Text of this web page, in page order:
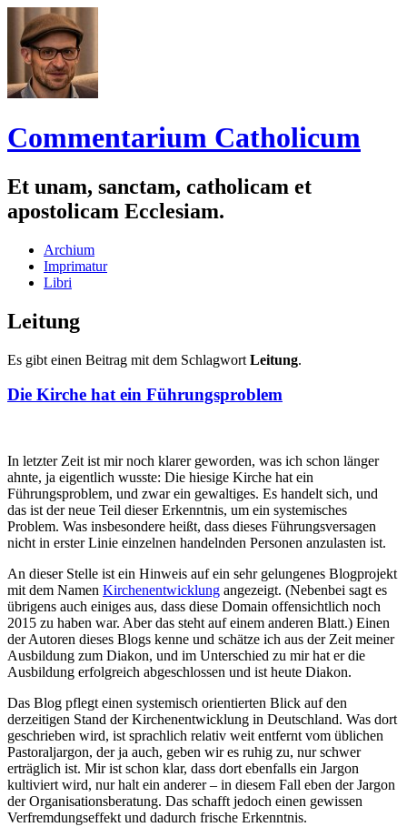
Commentarium Catholicum
Et unam, sanctam, catholicam et
apostolicam Ecclesiam.
Zum
Inhalt
springen
Archium
Imprimatur
Libri
Leitung
Es gibt einen Beitrag mit dem Schlagwort Leitung.
Die Kirche hat ein Führungsproblem
In letzter Zeit ist mir noch klarer geworden, was ich schon länger
ahnte, ja eigentlich wusste: Die hiesige Kirche hat ein
Führungsproblem, und zwar ein gewaltiges. Es handelt sich, und
das ist der neue Teil dieser Erkenntnis, um ein systemisches
Problem. Was insbesondere heißt, dass dieses Führungsversagen
nicht in erster Linie einzelnen handelnden Personen anzulasten ist.
An dieser Stelle ist ein Hinweis auf ein sehr gelungenes Blogprojekt
mit dem Namen Kirchenentwicklung angezeigt. (Nebenbei sagt es
übrigens auch einiges aus, dass diese Domain offensichtlich noch
2015 zu haben war. Aber das steht auf einem anderen Blatt.) Einen
der Autoren dieses Blogs kenne und schätze ich aus der Zeit meiner
Ausbildung zum Diakon, und im Unterschied zu mir hat er die
Ausbildung erfolgreich abgeschlossen und ist heute Diakon.
Das Blog pflegt einen systemisch orientierten Blick auf den
derzeitigen Stand der Kirchenentwicklung in Deutschland. Was dort
geschrieben wird, ist sprachlich relativ weit entfernt vom üblichen
Pastoraljargon, der ja auch, geben wir es ruhig zu, nur schwer
erträglich ist. Mir ist schon klar, dass dort ebenfalls ein Jargon
kultiviert wird, nur halt ein anderer – in diesem Fall eben der Jargon
der Organisationsberatung. Das schafft jedoch einen gewissen
Verfremdungseffekt und dadurch frische Erkenntnis.